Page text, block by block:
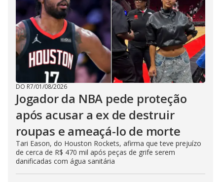
DO R7/01/08/2026
Jogador da NBA pede proteção
após acusar a ex de destruir
roupas e ameaçá-lo de morte
Tari Eason, do Houston Rockets, afirma que teve prejuízo
de cerca de R$ 470 mil após peças de grife serem
danificadas com água sanitária